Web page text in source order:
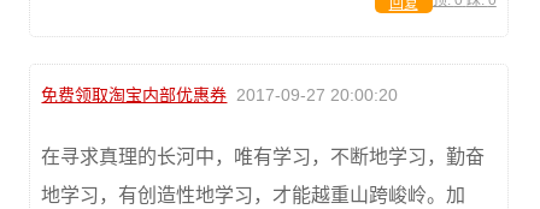
回复
免费领取淘宝内部优惠券 2017-09-27 20:00:20
在寻求真理的长河中，唯有学习，不断地学习，勤奋
地学习，有创造性地学习，才能越重山跨峻岭。加